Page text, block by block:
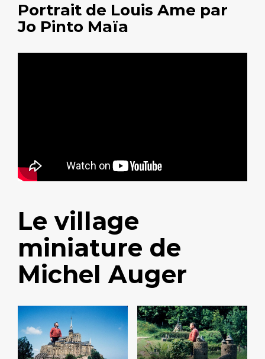
Portrait de Louis Ame par
Jo Pinto Maïa
Le village
miniature de
Michel Auger